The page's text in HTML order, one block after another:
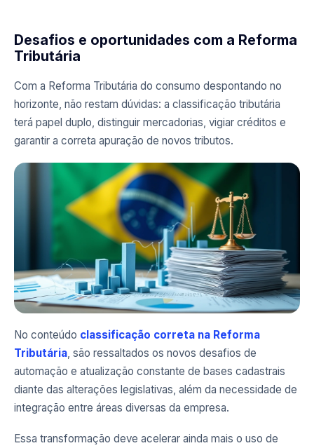
Desafios e oportunidades com a Reforma
Tributária
Com a Reforma Tributária do consumo despontando no
horizonte, não restam dúvidas: a classificação tributária
terá papel duplo, distinguir mercadorias, vigiar créditos e
garantir a correta apuração de novos tributos.
No conteúdo classificação correta na Reforma
Tributária, são ressaltados os novos desafios de
automação e atualização constante de bases cadastrais
diante das alterações legislativas, além da necessidade de
integração entre áreas diversas da empresa.
Essa transformação deve acelerar ainda mais o uso de